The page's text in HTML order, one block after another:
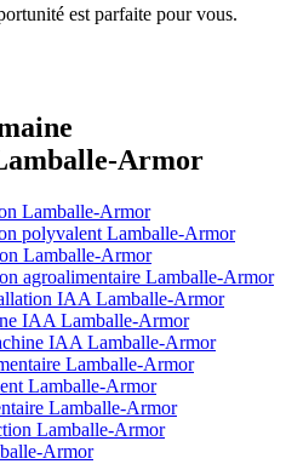
est parfaite pour vous.
Armor
Lamballe-Armor
polyvalent Lamballe-Armor
Lamballe-Armor
agroalimentaire Lamballe-Armor
IAA Lamballe-Armor
IAA Lamballe-Armor
IAA Lamballe-Armor
Lamballe-Armor
Lamballe-Armor
Lamballe-Armor
Lamballe-Armor
Armor